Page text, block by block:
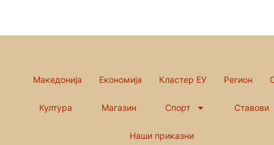
Македонија Економија Кластер ЕУ Регион
Култура Магазин Спорт Ставови
Наши приказни